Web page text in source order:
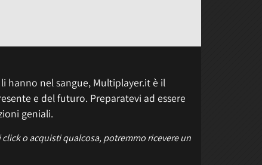
hanno nel sangue, Multiplayer.it è il
e del futuro. Preparatevi ad essere
geniali.
o acquisti qualcosa, potremmo ricevere un